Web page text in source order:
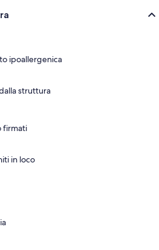
ipoallergenica
struttura
firmati
in loco